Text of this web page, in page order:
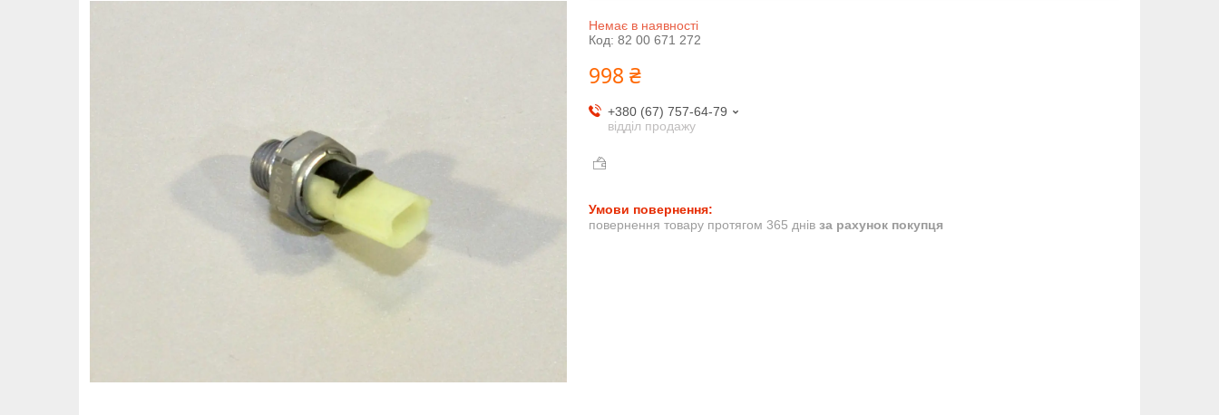
Немає в наявності
Код: 82 00 671 272
998 ₴
+380 (67) 757-64-79
відділ продажу
повернення товару протягом 365 днів за рахунок покупця